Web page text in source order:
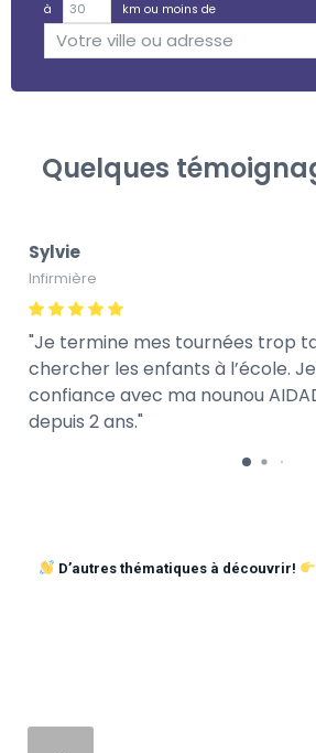
à
km ou moins de
Quelques
Sylvie
Infirmière
Je termine mes tournées trop
chercher les enfants à l’école.
confiance avec ma nounou
depuis 2 ans.
D’autres thématiques à découvrir!